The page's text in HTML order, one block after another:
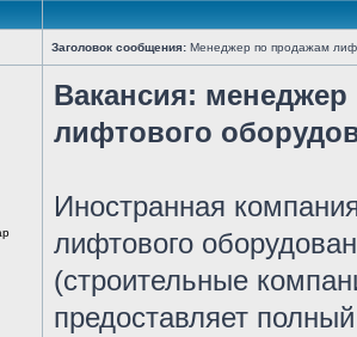
Заголовок сообщения: Менеджер по продажам
Вакансия:
лифтового
Иностранная
лифтового
(строительные
предоставляет